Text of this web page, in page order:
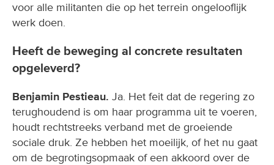
voor alle militanten die op het terrein ongelooflijk
werk doen.
Heeft de beweging al concrete resultaten
opgeleverd?
Benjamin Pestieau. Ja. Het feit dat de regering zo
terughoudend is om haar programma uit te voeren,
houdt rechtstreeks verband met de groeiende
sociale druk. Ze hebben het moeilijk, of het nu gaat
om de begrotingsopmaak of een akkoord over de